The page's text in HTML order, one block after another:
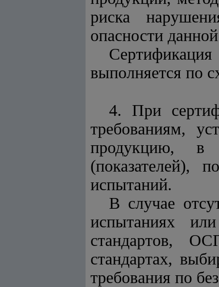
риска
опасности
выполняется по
4. При
требованиям,
продукцию, в
(показателей),
испытаний.
В случае
испытаниях
стандартов,
стандартах,
требования по